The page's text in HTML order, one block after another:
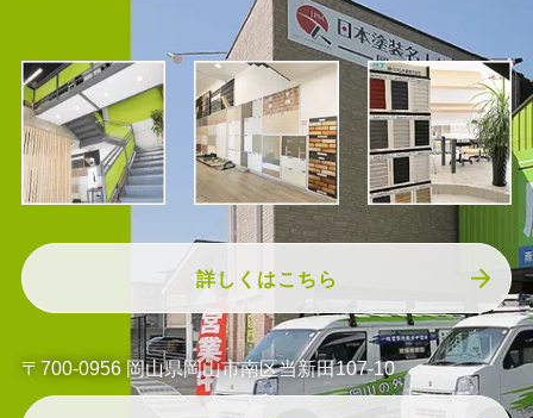
詳しくはこちら
〒700-0956 岡山県岡山市南区当新田107-10